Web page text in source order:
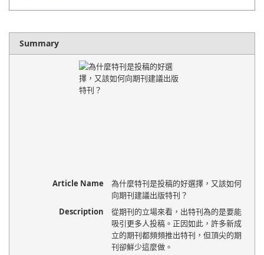
Summary
Article Name
為什麼特刊是投稿的好選擇，又該如何
向期刊建議出版特刊？
Description
從期刊的立場來看，出特刊為的是要能
吸引更多人投稿。正因如此，許多新成
立的期刊都頻頻推出特刊，但頂尖的期
刊卻鮮少這麼做。